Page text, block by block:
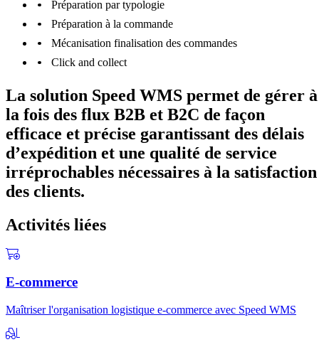
Préparation par typologie
Préparation à la commande
Mécanisation finalisation des commandes
Click and collect
La solution Speed WMS permet de gérer à
la fois des flux B2B et B2C de façon
efficace et précise garantissant des délais
d’expédition et une qualité de service
irréprochables nécessaires à la satisfaction
des clients.
Activités liées
E-commerce
Maîtriser l'organisation logistique e-commerce avec Speed WMS